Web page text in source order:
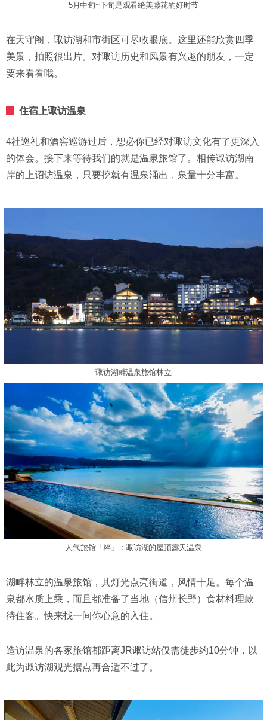
5月中旬~下旬是观看绝美藤花的好时节
在天守阁，诹访湖和市街区可尽收眼底。这里还能欣赏四季
美景，拍照很出片。对诹访历史和风景有兴趣的朋友，一定
要来看看哦。
住宿上诹访温泉
4社巡礼和酒窖巡游过后，想必你已经对诹访文化有了更深入
的体会。接下来等待我们的就是温泉旅馆了。相传诹访湖南
岸的上诏访温泉，只要挖就有温泉涌出，泉量十分丰富。
诹访湖畔温泉旅馆林立
人气旅馆「粹」：诹访湖的屋顶露天温泉
湖畔林立的温泉旅馆，其灯光点亮街道，风情十足。每个温
泉都水质上乘，而且都准备了当地（信州长野）食材料理款
待住客。快来找一间你心意的入住。
造访温泉的各家旅馆都距离JR诹访站仅需徒步约10分钟，以
此为诹访湖观光据点再合适不过了。